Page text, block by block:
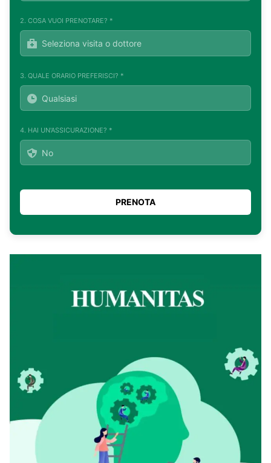
2. COSA VUOI PRENOTARE? *
3. QUALE ORARIO PREFERISCI? *
4. HAI UN'ASSICURAZIONE? *